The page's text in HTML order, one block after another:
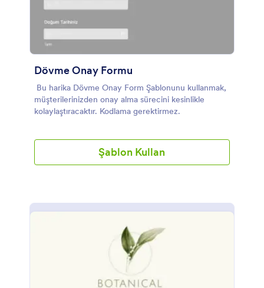
Dövme Onay Formu
Bu harika Dövme Onay Form Şablonunu kullanmak,
müşterilerinizden onay alma sürecini kesinlikle
kolaylaştıracaktır. Kodlama gerektirmez.
Şablon Kullan